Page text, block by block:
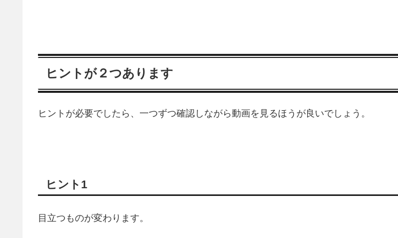
ヒントが２つあります
ヒントが必要でしたら、一つずつ確認しながら動画を見るほうが良いでしょう。
ヒント1
目立つものが変わります。